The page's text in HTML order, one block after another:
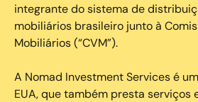
integrante do sistema de
mobiliários brasileiro junto à
Mobiliários (“CVM”).
‍A Nomad Investment Services é
EUA, que também presta serviços